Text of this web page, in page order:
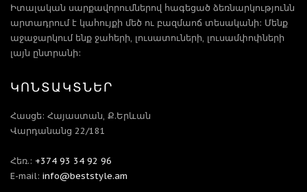
Իտալական սարքավորումներով հագեցած ձեռնարկությունն
արտադրում է կահույքի մեծ ու բազմաոճ տեսականի: Մենք
աջաջարկում ենք ջահերի, լուսատուների, լուսամփոփների
լայն ընտրանի:
ԿՈՆՏԱԿՏՆԵՐ
Հասցե: Հայաստան, Ք.Երևան
Վարդանանց 22/181
Հեռ.: +374 93 34 92 96
E-mail: info@beststyle.am